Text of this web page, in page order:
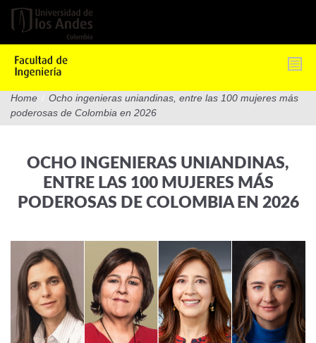
Pasar
contenido
Home / Ocho ingenieras uniandinas, entre las 100 mujeres más
poderosas de Colombia en 2026
OCHO INGENIERAS UNIANDINAS,
ENTRE LAS 100 MUJERES MÁS
PODEROSAS DE COLOMBIA EN 2026